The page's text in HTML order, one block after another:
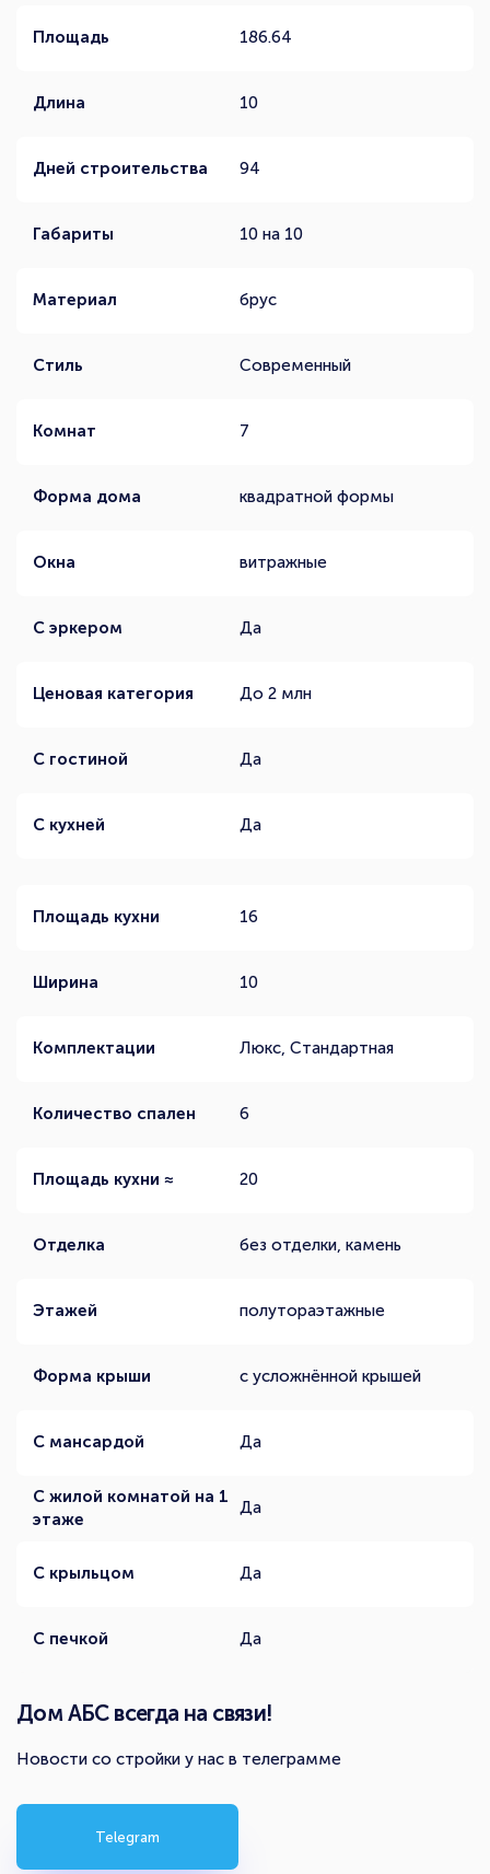
Площадь 186.64
Длина 10
Дней строительства 94
Габариты 10 на 10
Материал брус
Стиль Современный
Комнат 7
Форма дома квадратной формы
Окна витражные
С эркером Да
Ценовая категория До 2 млн
С гостиной Да
С кухней Да
Площадь кухни 16
Ширина 10
Комплектации Люкс, Стандартная
Количество спален 6
Площадь кухни ≈ 20
Отделка без отделки, камень
Этажей полутораэтажные
Форма крыши с усложнённой крышей
С мансардой Да
С жилой комнатой на 1
этаже
Да
С крыльцом Да
С печкой Да
Дом АБС всегда на связи!
Новости со стройки у нас в телеграмме
Telegram